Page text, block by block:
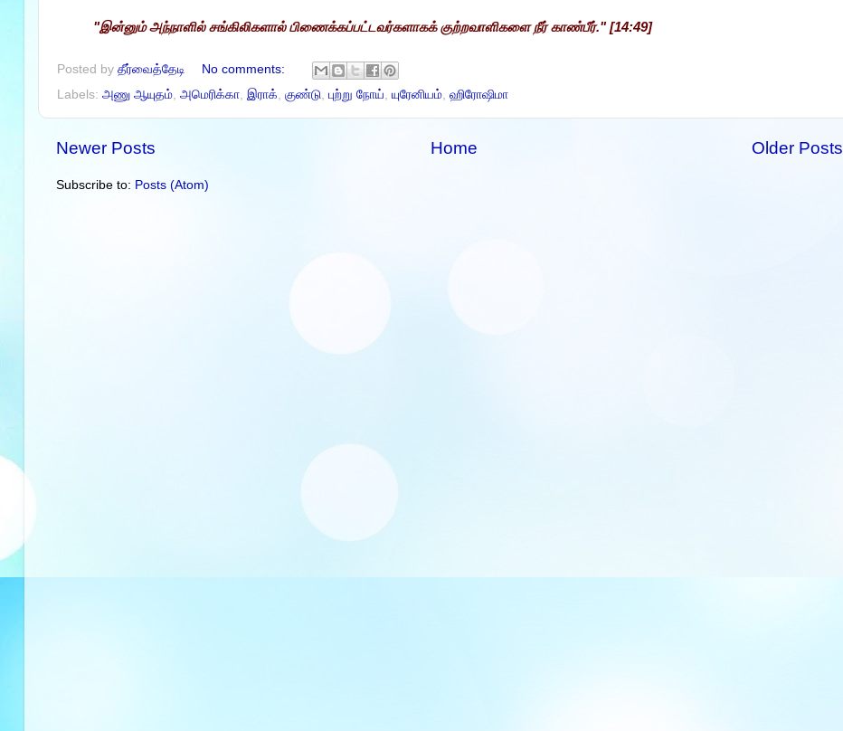
"இன்னும் அந்நாளில் சங்கிலிகளால் பிணைக்கப்பட்டவர்களாகக் குற்றவாளிகளை நீர் காண்பீர்." [14:49]
Posted by தீர்வைத்தேடி
No comments:
Labels: அணு ஆயுதம், அமெரிக்கா, இராக், குண்டு, புற்று நோய், யுரேனியம், ஹிரோஷிமா
Newer Posts Older Posts
Home
Subscribe to: Posts (Atom)